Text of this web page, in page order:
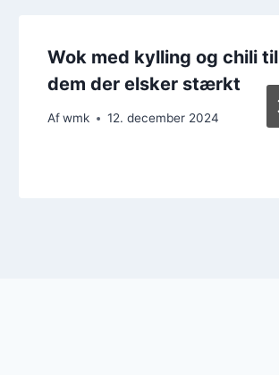
Wok med kylling og chili til
dem der elsker stærkt
Af wmk 12. december 2024